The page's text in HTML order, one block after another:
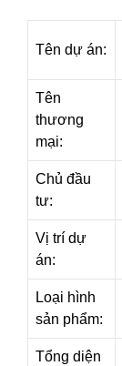
Tên dự án:
Tên
thương
mại:
Chủ đầu
tư:
Vị trí dự
án:
Loại hình
sản phẩm:
Tổng diện